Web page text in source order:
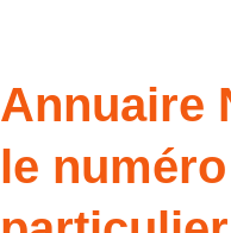
Annuaire
le